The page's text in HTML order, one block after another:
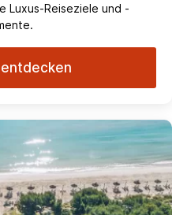
Luxus-Reiseziele und -